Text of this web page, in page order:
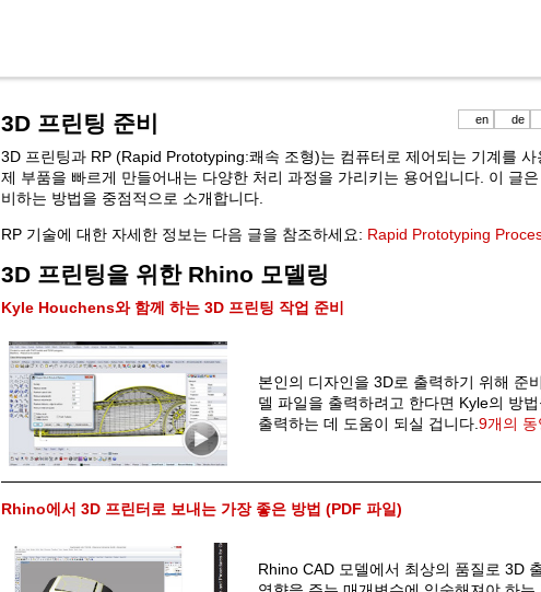
en de
3D 프린팅 준비
3D 프린팅과 RP (Rapid Prototyping:쾌속 조형)는 컴퓨터로 제어되는 기계를
제 부품을 빠르게 만들어내는 다양한 처리 과정을 가리키는 용어입니다. 이 글
비하는 방법을 중점적으로 소개합니다.
RP 기술에 대한 자세한 정보는 다음 글을 참조하세요: Rapid Prototyping
3D 프린팅을 위한 Rhino 모델링
Kyle Houchens와 함께 하는 3D 프린팅 작업 준비
본인의 디자인을 3D로 출력하기 위해 준
델 파일을 출력하려고 한다면 Kyle의 방
출력하는 데 도움이 되실 겁니다.9개의
Rhino에서 3D 프린터로 보내는 가장 좋은 방법 (PDF 파일)
Rhino CAD 모델에서 최상의 품질로 3D